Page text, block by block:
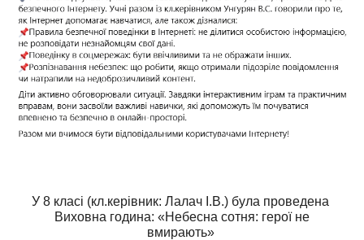
У 8 класі (кл.керівник: Лалач І.В.) була проведена
Виховна година: «Небесна сотня: герої не
вмирають»